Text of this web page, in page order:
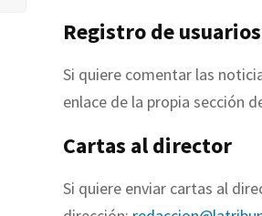
Registro de usuarios
Si quiere comentar las
enlace de la propia sección
Cartas al director
Si quiere enviar cartas al